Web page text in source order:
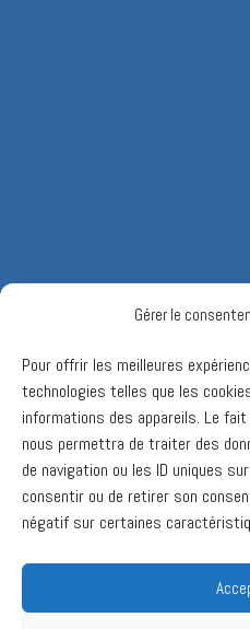
Gérer le
Pour offrir les meilleures
technologies telles que les
informations des appareils. Le
nous permettra de traiter des
de navigation ou les ID uniques
consentir ou de retirer son
négatif sur certaines